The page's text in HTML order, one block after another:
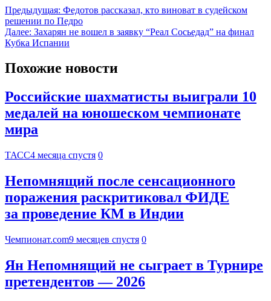
Предыдущая: Федотов рассказал, кто виноват в судейском
решении по Педро
Далее: Захарян не вошел в заявку “Реал Сосьедад” на финал
Кубка Испании
Похожие новости
Российские шахматисты выиграли 10
медалей на юношеском чемпионате
мира
ТАСС4 месяца спустя 0
Непомнящий после сенсационного
поражения раскритиковал ФИДЕ
за проведение КМ в Индии
Чемпионат.com9 месяцев спустя 0
Ян Непомнящий не сыграет в Турнире
претендентов — 2026